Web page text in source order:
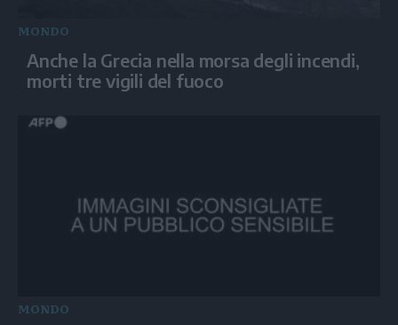
MONDO
Anche la Grecia nella morsa degli incendi,
morti tre vigili del fuoco
MONDO